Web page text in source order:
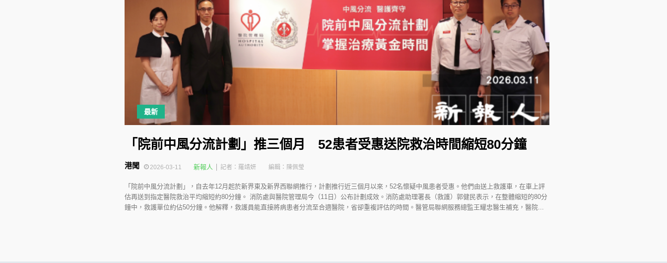
最新
「院前中風分流計劃」推三個月 52患者受惠送院救治時間縮短80分鐘
2026-03-11
港聞 新報人 記者：羅靖妍 編輯：陳佩瑩
「院前中風分流計劃」，自去年12月起於新界東及新界西聯網推行，計劃推行近三個月以來，52名懷疑中風患者受惠。他們由送上救護車，在車上評
估再送到指定醫院救治平均縮短約80分鐘。 消防處與醫院管理局今（11日）公布計劃成效。消防處助理署長（救護）郭健民表示，在整體縮短的80分
鐘中，救護單位約佔50分鐘。他解釋，救護員能直接將病患者分流至合適醫院，省卻重複評估的時間。醫管局聯網服務總監王耀忠醫生補充，醫院...